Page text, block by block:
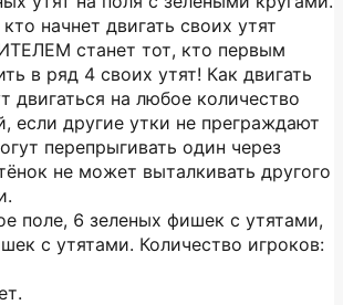
начнет двигать своих утят
станет тот, кто первым
в ряд 4 своих утят! Как двигать
двигаться на любое количество
если другие утки не преграждают
перепрыгивать один через
не может выталкивать другого
поле, 6 зеленых фишек с утятами,
с утятами. Количество игроков: